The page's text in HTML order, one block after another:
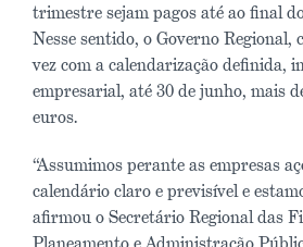
trimestre sejam pagos até ao final
Nesse sentido, o Governo
vez com a calendarização definida,
empresarial, até 30 de junho, mais
euros.
“Assumimos perante as empresas
calendário claro e previsível e
afirmou o Secretário Regional das